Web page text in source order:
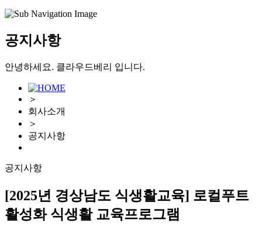
공지사항
안녕하세요. 클라우드베리 입니다.
＞
회사소개
＞
공지사항
공지사항
[2025년 경상남도 식생활교육] 로컬푸트
활성화 식생활 교육프로그램